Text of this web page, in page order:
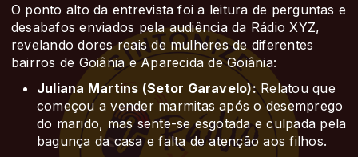
O ponto alto da entrevista foi a leitura de perguntas e
desabafos enviados pela audiência da Rádio XYZ,
revelando dores reais de mulheres de diferentes
bairros de Goiânia e Aparecida de Goiânia:
Juliana Martins (Setor Garavelo):Relatou que
começou a vender marmitas após o desemprego
do marido, mas sente-se esgotada e culpada pela
bagunça da casa e falta de atenção aos filhos.